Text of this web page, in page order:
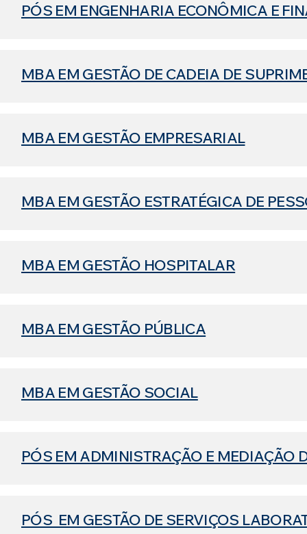
PÓS EM ENGENHARIA ECONÔMICA E
MBA EM GESTÃO DE CADEIA DE
MBA EM GESTÃO EMPRESARIAL
MBA EM GESTÃO ESTRATÉGICA DE
MBA EM GESTÃO HOSPITALAR
MBA EM GESTÃO PÚBLICA
MBA EM GESTÃO SOCIAL
PÓS EM ADMINISTRAÇÃO E MEDIAÇÃO
PÓS EM GESTÃO DE SERVIÇOS